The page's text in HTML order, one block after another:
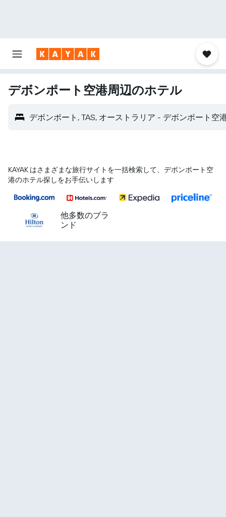
デボンポート空港​周辺のホテル
デボンポート, TAS, オーストラリア - デボンポート空
KAYAK はさまざまな旅行サイトを一括検索して、デボンポート空
港のホテル探しをお手伝いします
他多数のブラ
ンド